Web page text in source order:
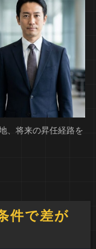
、将来の昇任経路を
件で差が